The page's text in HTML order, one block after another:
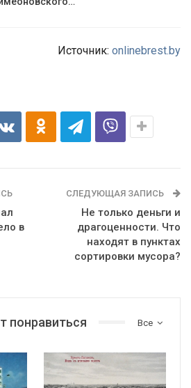
Источник: onlinebrest.by
в
СЛЕДУЮЩАЯ ЗАПИСЬ
Не только деньги и
драгоценности. Что
находят в пунктах
сортировки мусора?
Все
понравиться